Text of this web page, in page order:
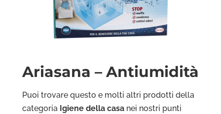
Ariasana – Antiumidità
Puoi trovare questo e molti altri prodotti della
categoria Igiene della casa nei nostri punti